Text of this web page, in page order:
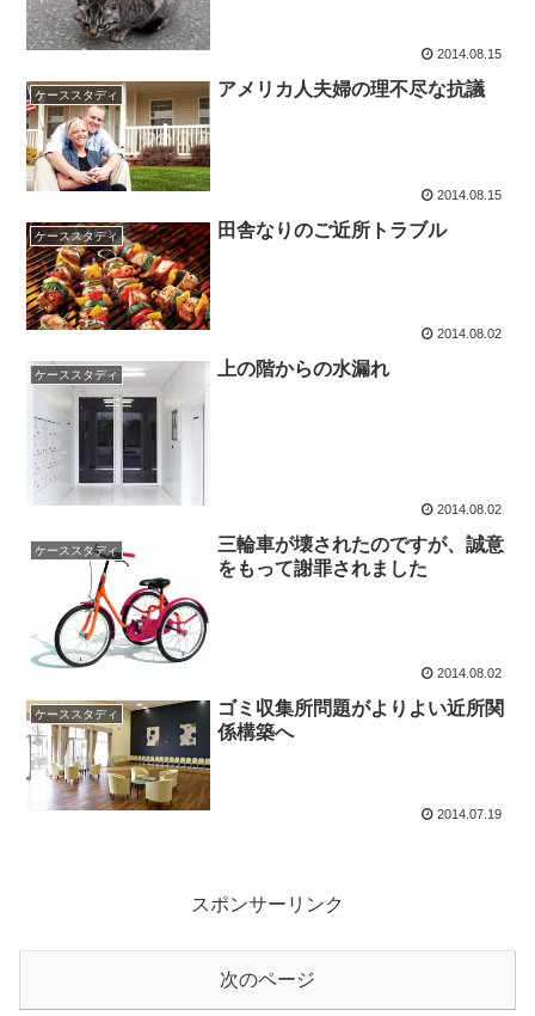
2014.08.15
ケーススタディ アメリカ人夫婦の理不尽な抗議
2014.08.15
ケーススタディ 田舎なりのご近所トラブル
2014.08.02
ケーススタディ 上の階からの水漏れ
2014.08.02
ケーススタディ
三輪車が壊されたのですが、誠意
をもって謝罪されました
2014.08.02
ケーススタディ
ゴミ収集所問題がよりよい近所関
係構築へ
2014.07.19
スポンサーリンク
次のページ